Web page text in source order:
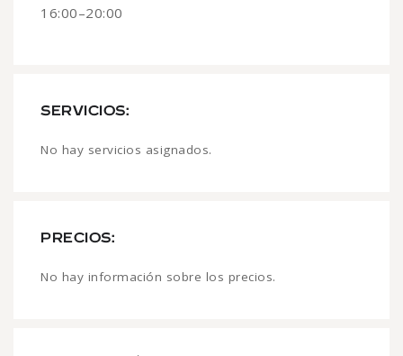
16:00–20:00
SERVICIOS:
No hay servicios asignados.
PRECIOS:
No hay información sobre los precios.